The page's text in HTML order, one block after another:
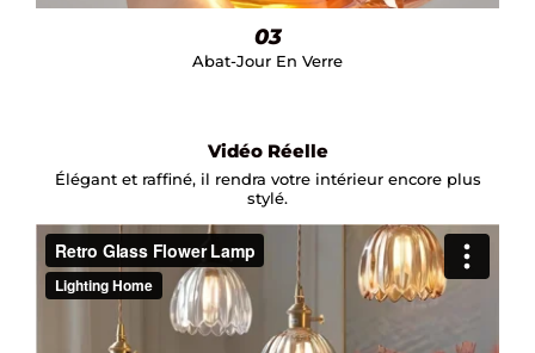
03
Abat-Jour En Verre
Vidéo Réelle
Élégant et raffiné, il rendra votre intérieur encore plus
stylé.